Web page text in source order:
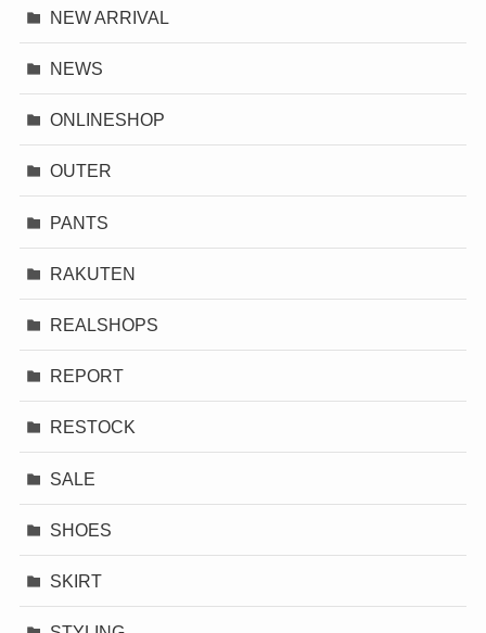
KNIT
NEW ARRIVAL
NEWS
ONLINESHOP
OUTER
PANTS
RAKUTEN
REALSHOPS
REPORT
RESTOCK
SALE
SHOES